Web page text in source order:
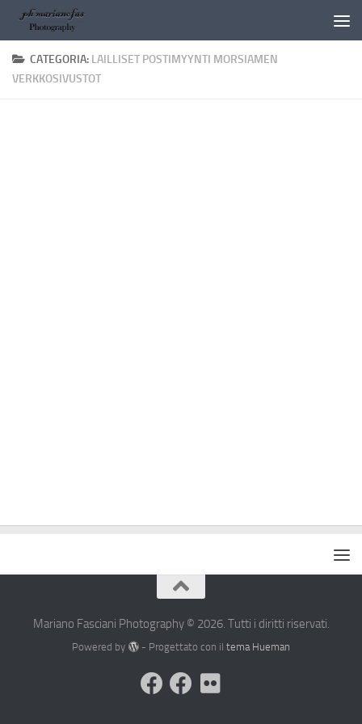
Salta al contenuto
CATEGORIA: LAILLISET POSTIMYYNTI MORSIAMEN
VERKKOSIVUSTOT
Mariano Fasciani Photography © 2026. Tutti i diritti riservati.
Powered by - Progettato con il tema Hueman